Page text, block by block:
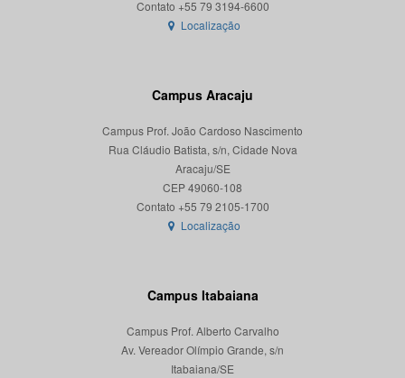
Localização
Campus Aracaju
Campus Prof. João Cardoso Nascimento
Rua Cláudio Batista, s/n, Cidade Nova
Aracaju/SE
CEP 49060-108
Localização
Campus Itabaiana
Campus Prof. Alberto Carvalho
Av. Vereador Olímpio Grande, s/n
Itabaiana/SE